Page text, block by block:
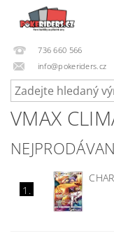
736 660 566
info@pokeriders.cz
VMAX
1.